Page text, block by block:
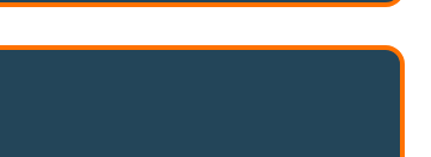
samenwerking, respect, discipline en plezier.
Door structurele sportmomenten bieden we